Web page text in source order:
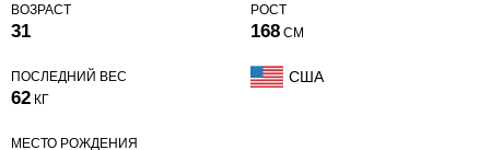
ВОЗРАСТ
31
РОСТ
168 СМ
ПОСЛЕДНИЙ ВЕС
62 КГ
США
МЕСТО РОЖДЕНИЯ